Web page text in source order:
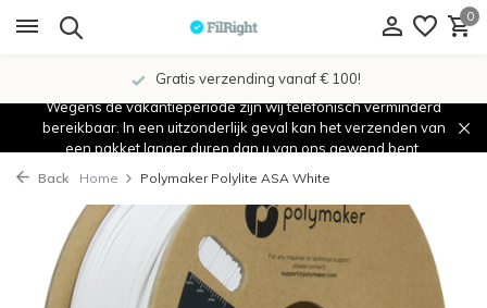
0
Gratis verzending vanaf € 100!
Wegens de vakantieperiode zijn wij telefonisch verminderd
bereikbaar. In een uitzonderlijk geval kan het verzenden van
een pakket langer duren dan u van ons gewend bent.
Back Home Polymaker Polylite ASA White